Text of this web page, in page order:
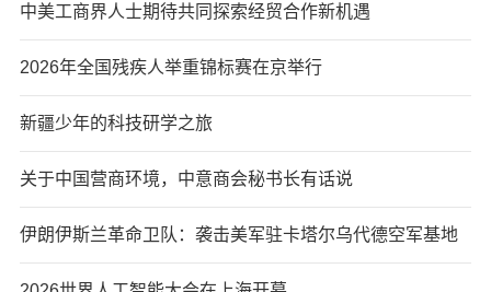
中美工商界人士期待共同探索经贸合作新机遇
2026年全国残疾人举重锦标赛在京举行
新疆少年的科技研学之旅
关于中国营商环境，中意商会秘书长有话说
伊朗伊斯兰革命卫队：袭击美军驻卡塔尔乌代德空军基地